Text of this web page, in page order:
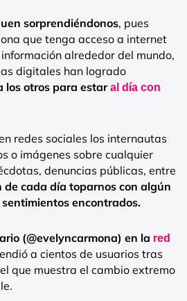
sorprendiéndonos, pues
que tenga acceso a internet
alrededor del mundo,
digitales han logrado
los otros para estaral día con
redes sociales los internautas
o imágenes sobre cualquier
denuncias públicas, entre
de cada día toparnos con algún
encontrados.
(@evelyncarmona) en la red
a cientos de usuarios tras
que muestra el cambio extremo